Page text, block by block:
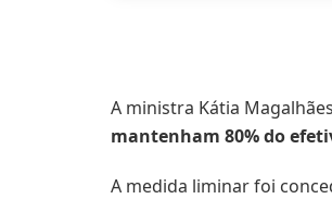
A ministra Kátia
mantenham 80% do
A medida liminar foi